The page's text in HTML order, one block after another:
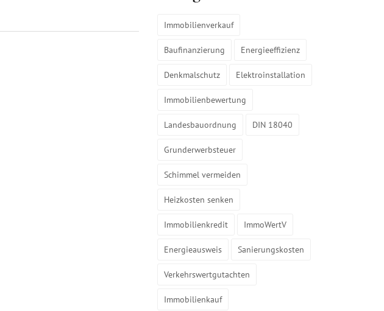
Immobilienverkauf
Baufinanzierung Energieeffizienz
Denkmalschutz Elektroinstallation
Immobilienbewertung
Landesbauordnung DIN 18040
Grunderwerbsteuer
Schimmel vermeiden
Heizkosten senken
Immobilienkredit ImmoWertV
Energieausweis Sanierungskosten
Verkehrswertgutachten
Immobilienkauf